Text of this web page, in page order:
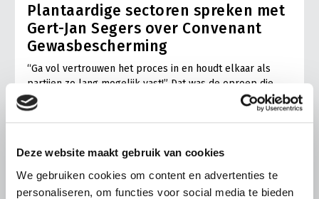
Deze website maakt gebruik van cookies
We gebruiken cookies om content en advertenties te
personaliseren, om functies voor social media te bieden
Plantaardige sectoren spreken met
Gert-Jan Segers over Convenant
Gewasbescherming
“Ga vol vertrouwen het proces in en houdt elkaar als
partijen zo lang mogelijk vast!” Dat was de oproep die
Gert-Jan Segers gisteren deed tegen bestuurders van
plantaardige vakgroepen en sectororganisaties.